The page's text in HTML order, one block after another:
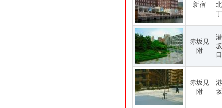
新宿
赤坂見
附
目
赤坂見
附